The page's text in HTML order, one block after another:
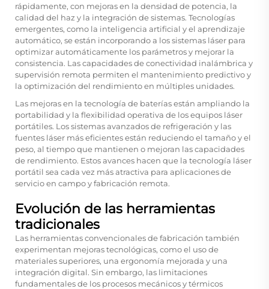
rápidamente, con mejoras en la densidad de potencia, la
calidad del haz y la integración de sistemas. Tecnologías
emergentes, como la inteligencia artificial y el aprendizaje
automático, se están incorporando a los sistemas láser para
optimizar automáticamente los parámetros y mejorar la
consistencia. Las capacidades de conectividad inalámbrica y
supervisión remota permiten el mantenimiento predictivo y
la optimización del rendimiento en múltiples unidades.
Las mejoras en la tecnología de baterías están ampliando la
portabilidad y la flexibilidad operativa de los equipos láser
portátiles. Los sistemas avanzados de refrigeración y las
fuentes láser más eficientes están reduciendo el tamaño y el
peso, al tiempo que mantienen o mejoran las capacidades
de rendimiento. Estos avances hacen que la tecnología láser
portátil sea cada vez más atractiva para aplicaciones de
servicio en campo y fabricación remota.
Evolución de las herramientas
tradicionales
Las herramientas convencionales de fabricación también
experimentan mejoras tecnológicas, como el uso de
materiales superiores, una ergonomía mejorada y una
integración digital. Sin embargo, las limitaciones
fundamentales de los procesos mecánicos y térmicos